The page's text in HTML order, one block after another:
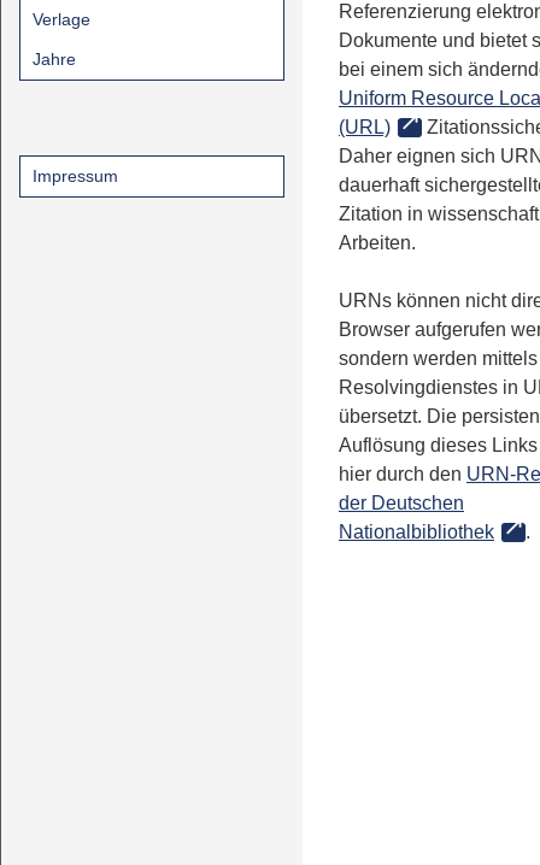
Verlage
Jahre
Impressum
Referenzierung
Dokumente und bietet
bei einem sich
Uniform Resource
(URL)
Daher eignen sich
dauerhaft
Zitation in
Arbeiten.
URNs können nicht
Browser aufgerufen
sondern werden
Resolvingdienstes in
übersetzt. Die
Auflösung dieses
hier durch den URN-
der Deutschen
Nationalbibliothek
.